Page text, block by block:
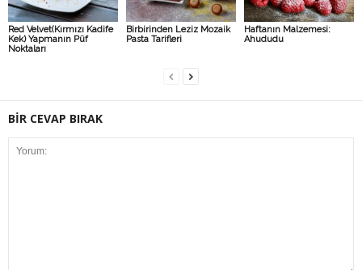
Red Velvet(Kırmızı Kadife
Kek) Yapmanın Püf
Noktaları
Birbirinden Leziz Mozaik
Pasta Tarifleri
Haftanın Malzemesi:
Ahududu
BİR CEVAP BIRAK